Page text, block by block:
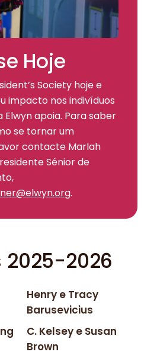
Hoje
Society hoje e
impacto nos indivíduos
Elwyn apoia. Para saber
se tornar um
contacte Marlah
Sénior de
.
2025-2026
Henry e Tracy
Barusevicius
C. Kelsey e Susan
Brown